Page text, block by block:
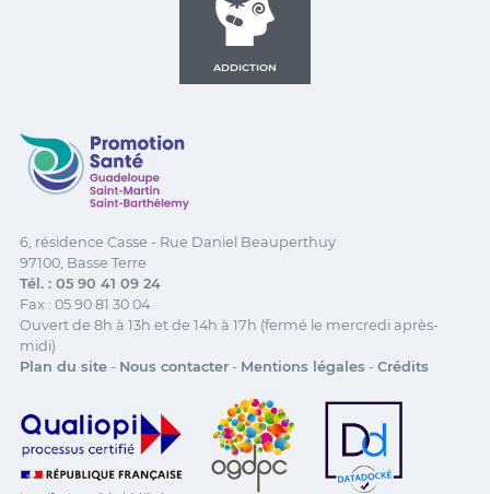
ADDICTION
Promotion Santé Guadeloupe, Saint-Martin, Saint
6, résidence Casse - Rue Daniel Beauperthuy
97100, Basse Terre
Tél. : 05 90 41 09 24
Fax : 05 90 81 30 04
Ouvert de 8h à 13h et de 14h à 17h (fermé le mercredi après-
midi)
Plan du site- Nous contacter- Mentions légales - Crédits